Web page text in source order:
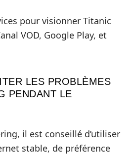
pour visionner Titanic
VOD, Google Play, et
LES PROBLÈMES
PENDANT LE
il est conseillé d’utiliser
stable, de préférence